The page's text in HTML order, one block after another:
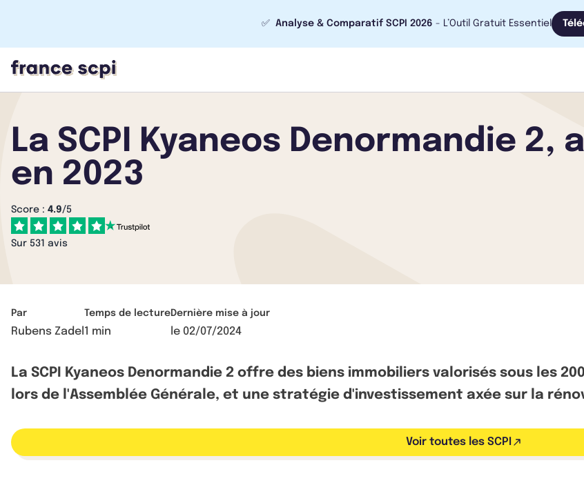
✅ Analyse & Comparatif SCPI 2026 - L’Outil Gratuit Essentiel
La SCPI Kyaneos Denormandie 2,
en 2023
Score : 4.9/5
Sur 531 avis
Par
Rubens Zadel
Temps de lecture
1 min
Dernière mise à jour
le 02/07/2024
La SCPI Kyaneos Denormandie 2 offre des biens immobiliers valorisés sous les
lors de l'Assemblée Générale, et une stratégie d'investissement axée sur la
Voir toutes les SCPI